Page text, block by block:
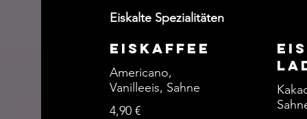
Eiskalte Spezialitäten
Eiskaffee
Americano,
Vanilleeis, Sahne
4,90 €